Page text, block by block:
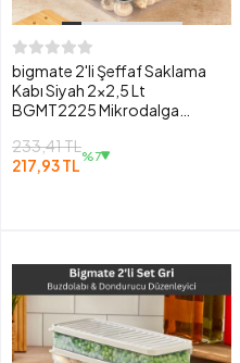
bigmate 2'li Şeffaf Saklama
Kabı Siyah 2x2,5 Lt
BGMT2225 Mikrodalga
Uyumlu Düzenleyici
233,41 TL
217,93 TL %7